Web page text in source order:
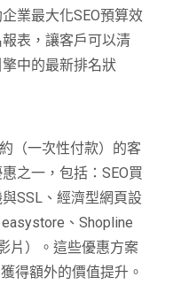
業最大化SEO預算效
表，讓客戶可以清
中的最新排名狀
（一次性付款）的客
之一，包括：SEO買
SSL、經濟型網頁設
、Shopline
片）。這些優惠方案
得額外的價值提升。